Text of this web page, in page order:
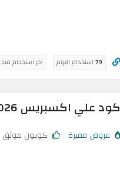
79استخدام اليوم اخر استخدام منذ
كود علي اكسبريس 2026 خصم فعال بقيمة (3.8 دينار بحريني)
عروض مميزة كوبون موثق